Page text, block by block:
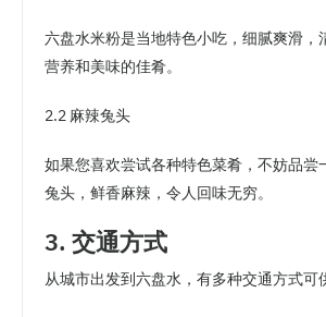
六盘水米粉是当地特色小吃，细腻爽滑，
营养和美味的佳肴。
2.2 麻辣兔头
如果您喜欢尝试各种特色菜肴，不妨品尝
兔头，鲜香麻辣，令人回味无穷。
3. 交通方式
从城市出发到六盘水，有多种交通方式可